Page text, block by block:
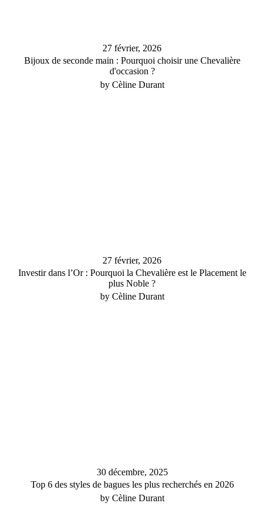
27 février, 2026
Bijoux de seconde main : Pourquoi choisir une Chevalière
d'occasion ?
by Cèline Durant
27 février, 2026
Investir dans l’Or : Pourquoi la Chevalière est le Placement le
plus Noble ?
by Cèline Durant
30 décembre, 2025
Top 6 des styles de bagues les plus recherchés en 2026
by Cèline Durant